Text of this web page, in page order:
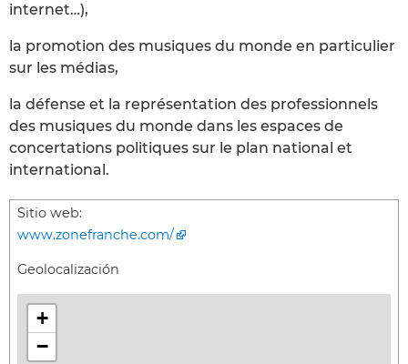
internet…),
la promotion des musiques du monde en particulier
sur les médias,
la défense et la représentation des professionnels
des musiques du monde dans les espaces de
concertations politiques sur le plan national et
international.
Sitio web:
www.zonefranche.com/
Geolocalización
+
−